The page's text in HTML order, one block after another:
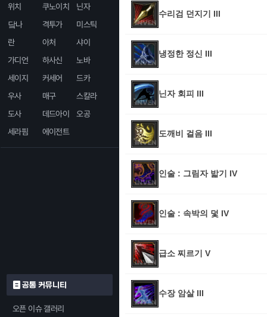
위치
쿠노이치
닌자
닼나
격투가
미스틱
란
아처
샤이
가디언
하사신
노바
세이지
커세어
드카
우사
매구
스칼라
도사
데드아이
오공
세라핌
에이전트
공통 커뮤니티
오픈 이슈 갤러리
수리검 던지기 III
냉정한 정신 III
닌자 회피 III
도깨비 걸음 III
인술 : 그림자 밟기 IV
인술 : 속박의 덫 IV
급소 찌르기 V
수장 암살 III